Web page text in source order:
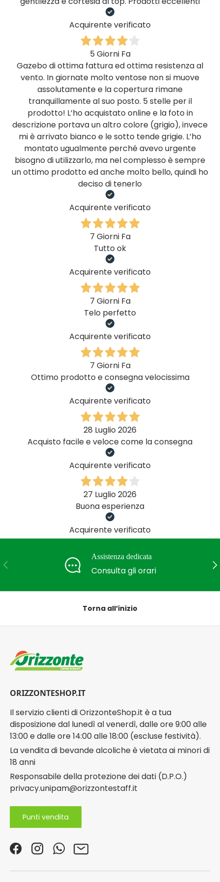
Acquirente verificato
5 Giorni Fa
Gazebo di ottima fattura ed ottima resistenza al
vento. In giornate molto ventose non si muove
assolutamente e la copertura rimane
tranquillamente al suo posto. 5 stelle per il
prodotto! L’ho acquistato online e la foto in
descrizione portava un altro colore (grigio), invece
mi è arrivato bianco e le sotto tende grigie. L’ho
montato ugualmente perché avevo urgente
bisogno di utilizzarlo, ma nel complesso è sempre
un ottimo prodotto ed anche molto bello, quindi ho
deciso di tenerlo
Acquirente verificato
7 Giorni Fa
Tutto ok
Acquirente verificato
7 Giorni Fa
Telo perfetto
Acquirente verificato
7 Giorni Fa
Ottimo prodotto e consegna velocissima
Acquirente verificato
28 Luglio 2026
Acquisto facile e veloce come la consegna
Acquirente verificato
27 Luglio 2026
Buona esperienza
Acquirente verificato
Indietro
Assistenza dedicata
Consulta gli orari
Torna all’inizio
ORIZZONTESHOP.IT
Il servizio clienti di OrizzonteShop.it è a tua
disposizione dal lunedì al venerdì, dalle ore 9:00 alle
13:00 e dalle ore 14:00 alle 18:00 (escluse festività).
La vendita di bevande alcoliche è vietata ai minori di
18 anni
Responsabile della protezione dei dati (D.P.O.)
privacy.unipam@orizzontestaff.it
Punti vendita
FacebookInstagramWhatsApp
Email